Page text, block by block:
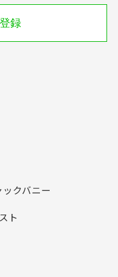
録
ックバニー
ト